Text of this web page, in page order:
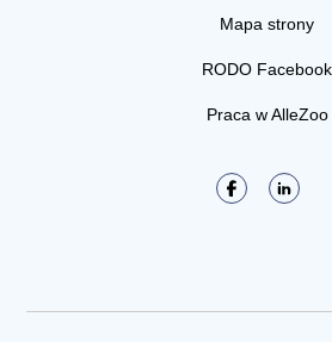
Mapa strony
RODO Facebook
Praca w AlleZoo